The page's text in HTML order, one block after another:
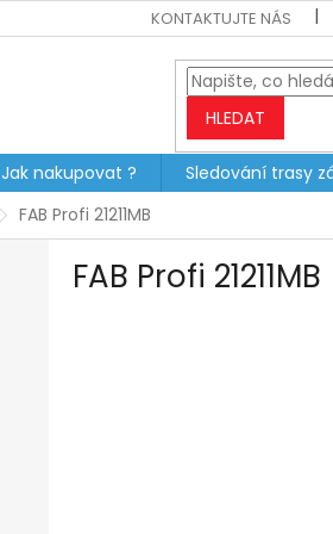
KONTAKTUJTE NÁS
HLEDAT
Jak nakupovat ? Sledování trasy
FAB Profi 21211MB
FAB Profi 21211MB